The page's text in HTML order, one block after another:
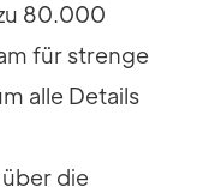
80.000
für strenge
alle Details
die